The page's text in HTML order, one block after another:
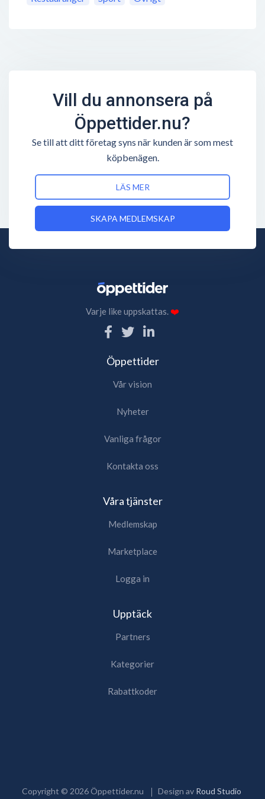
Vill du annonsera på
Öppettider.nu?
Se till att ditt företag syns när kunden är som mest
köpbenägen.
LÄS MER
SKAPA MEDLEMSKAP
Varje like uppskattas.❤️
Öppettider
Vår vision
Nyheter
Vanliga frågor
Kontakta oss
Våra tjänster
Medlemskap
Marketplace
Logga in
Upptäck
Partners
Kategorier
Rabattkoder
Copyright © 2026Öppettider.nu Design av Roud Studio